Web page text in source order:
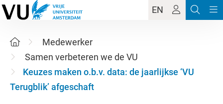
EN
Medewerker
Samen verbeteren we de VU
Keuzes maken o.b.v. data: de jaarlijkse ‘VU
Terugblik’ afgeschaft